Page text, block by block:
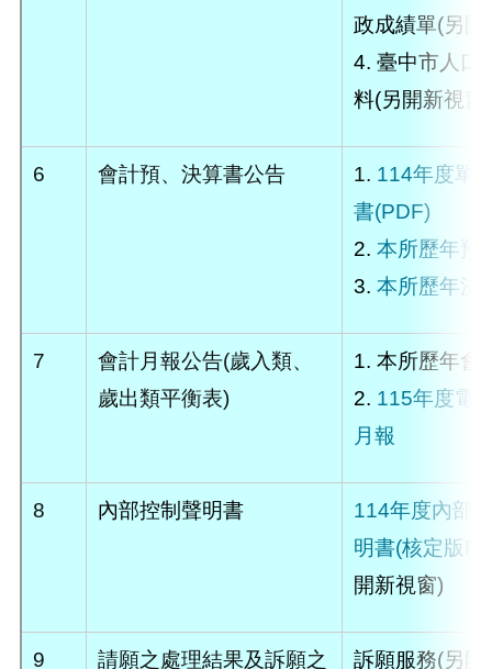
政成績單(另開
4. 臺中市人口
料(另開新視窗)
6 會計預、決算書公告 1. 114年度單
書(PDF)
2. 本所歷年預
3. 本所歷年決
7
會計月報公告(歲入類、
歲出類平衡表)
1. 本所歷年會
2. 115年度電
月報
8 內部控制聲明書
114年度內部
明書(核定版
開新視窗)
9
請願之處理結果及訴願之
訴願服務(另開